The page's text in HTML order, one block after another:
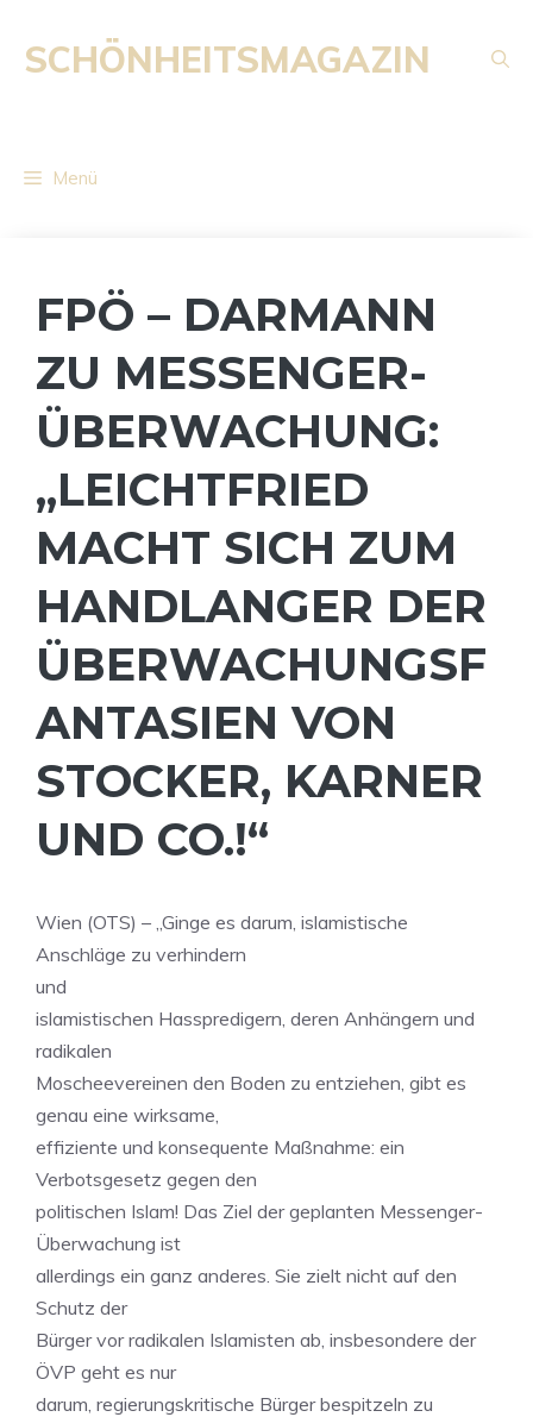
Inhalt
springen
SCHÖNHEITSMAGAZIN
Menü
FPÖ – DARMANN
ZU MESSENGER-
ÜBERWACHUNG:
„LEICHTFRIED
MACHT SICH ZUM
HANDLANGER DER
ÜBERWACHUNGSF
ANTASIEN VON
STOCKER, KARNER
UND CO.!“
Wien (OTS) – „Ginge es darum, islamistische
Anschläge zu verhindern
und
islamistischen Hasspredigern, deren Anhängern und
radikalen
Moscheevereinen den Boden zu entziehen, gibt es
genau eine wirksame,
effiziente und konsequente Maßnahme: ein
Verbotsgesetz gegen den
politischen Islam! Das Ziel der geplanten Messenger-
Überwachung ist
allerdings ein ganz anderes. Sie zielt nicht auf den
Schutz der
Bürger vor radikalen Islamisten ab, insbesondere der
ÖVP geht es nur
darum, regierungskritische Bürger bespitzeln zu